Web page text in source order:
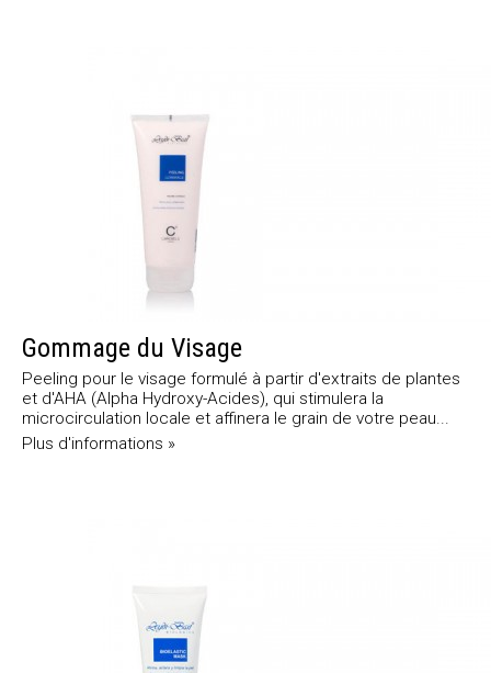
Gommage du Visage
Peeling pour le visage formulé à partir d'extraits de plantes
et d'AHA (Alpha Hydroxy-Acides), qui stimulera la
microcirculation locale et affinera le grain de votre peau...
Plus d'informations »